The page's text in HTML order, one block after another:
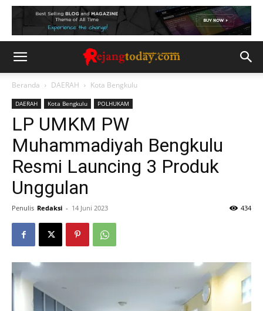
Beranda DAERAH Kota Bengkulu
DAERAH Kota Bengkulu POLHUKAM
LP UMKM PW
Muhammadiyah Bengkulu
Resmi Launcing 3 Produk
Unggulan
Penulis Redaksi - 14 Juni 2023 434